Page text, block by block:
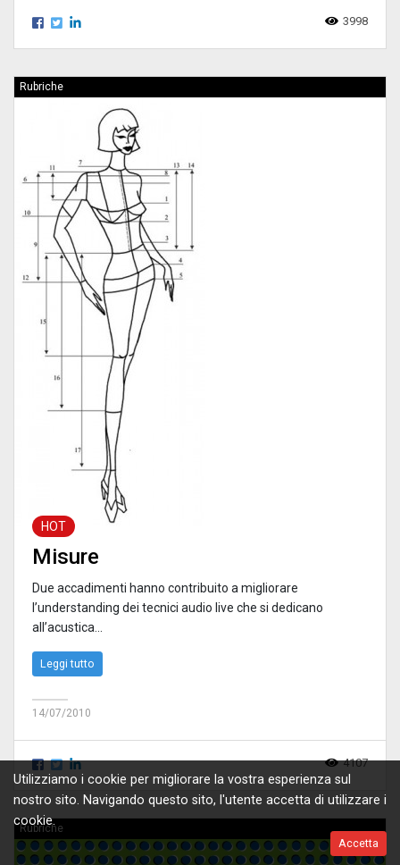
Utilizziamo i cookie per migliorare la vostra esperienza sul
nostro sito. Navigando questo sito, l'utente accetta di utilizzare i
cookie.
Accetta
3998
Rubriche
HOT
Misure
Due accadimenti hanno contribuito a migliorare
l’understanding dei tecnici audio live che si dedicano
all’acustica...
Leggi tutto
14/07/2010
4107
Rubriche